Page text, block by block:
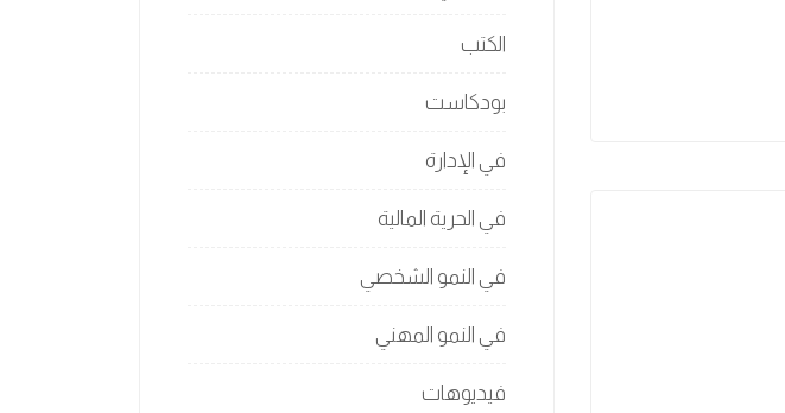
الكتب
بودكاست
في الإدارة
في الحرية المالية
في النمو الشخصي
في النمو المهني
فيديوهات